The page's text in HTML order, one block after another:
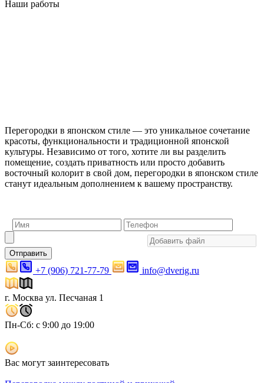
Наши работы
Перегородки в японском стиле — это уникальное сочетание
красоты, функциональности и традиционной японской
культуры. Независимо от того, хотите ли вы разделить
помещение, создать приватность или просто добавить
восточный колорит в свой дом, перегородки в японском стиле
станут идеальным дополнением к вашему пространству.
Отправить
+7 (906) 721-77-79 info@dverig.ru
г. Москва ул. Песчаная 1
Пн-Сб: с 9:00 до 19:00
Вас могут заинтересовать